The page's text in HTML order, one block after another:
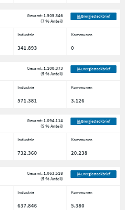
Gesamt:1.505.346
(7 % Anteil)
Energiesteckbrief
Industrie Kommunen
341.893 0
Gesamt: 1.100.373
(5 % Anteil)
Energiesteckbrief
Industrie Kommunen
571.381 3.126
Gesamt: 1.094.114
(5 % Anteil)
Energiesteckbrief
Industrie Kommunen
732.360 20.238
Gesamt: 1.063.518
(5 % Anteil)
Energiesteckbrief
Industrie Kommunen
637.846 5.380